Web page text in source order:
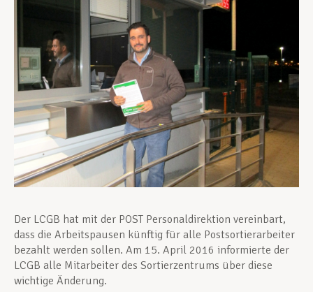
Berufliche Weiterentwicklung
Mitglied werden
Aktuell
Der LCGB hat mit der POST Personaldirektion vereinbart,
dass die Arbeitspausen künftig für alle Postsortierarbeiter
bezahlt werden sollen. Am 15. April 2016 informierte der
LCGB alle Mitarbeiter des Sortierzentrums über diese
wichtige Änderung.